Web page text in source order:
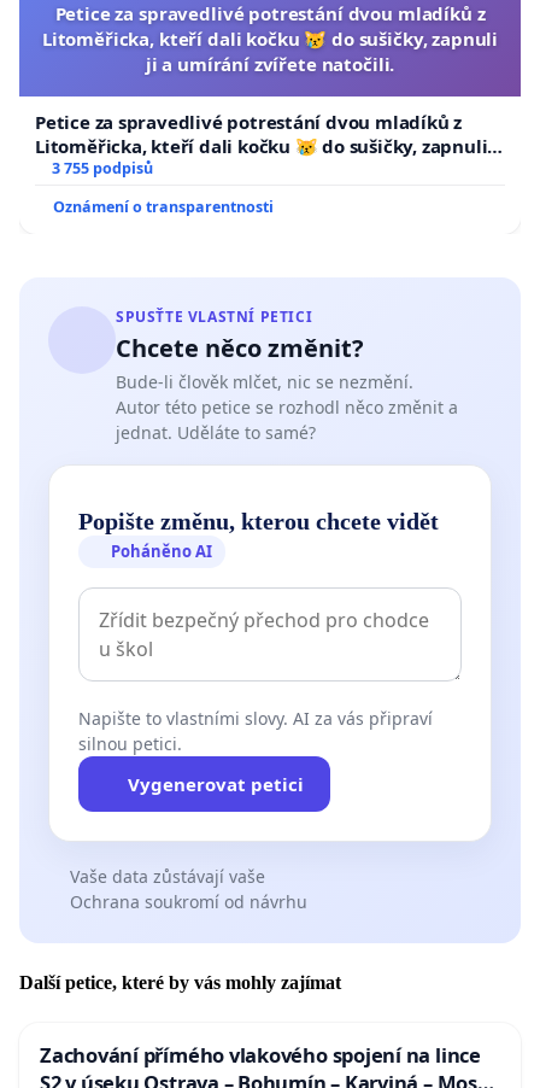
Petice za spravedlivé potrestání dvou mladíků z
Litoměřicka, kteří dali kočku 😿 do sušičky, zapnuli
ji a umírání zvířete natočili.
Petice za spravedlivé potrestání dvou mladíků z
Litoměřicka, kteří dali kočku 😿 do sušičky, zapnuli ji
a umírání zvířete natočili.
3 755 podpisů
Oznámení o transparentnosti
SPUSŤTE VLASTNÍ PETICI
Chcete něco změnit?
Bude-li člověk mlčet, nic se nezmění.
Autor této petice se rozhodl něco změnit a
jednat. Uděláte to samé?
Popište změnu, kterou chcete vidět
Poháněno AI
Napište to vlastními slovy. AI za vás připraví
silnou petici.
Vygenerovat petici
Vaše data zůstávají vaše
Ochrana soukromí od návrhu
Další petice, které by vás mohly zajímat
Zachování přímého vlakového spojení na lince
S2 v úseku Ostrava – Bohumín – Karviná – Mosty